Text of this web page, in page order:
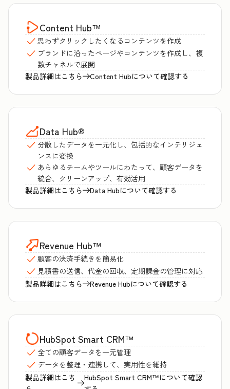
Content Hub™
思わずクリックしたくなるコンテンツを作成
ブランドに沿ったページやコンテンツを作成し、複
数チャネルで展開
製品詳細はこちら
Content Hubについて確認する
Data Hub®
分散したデータを一元化し、包括的なインテリジェ
ンスに変換
あらゆるチームやツールにわたって、顧客データを
統合、クリーンアップ、有効活用
製品詳細はこちら
Data Hubについて確認する
Revenue Hub™
顧客の決済手続きを簡易化
見積書の送信、代金の回収、定期課金の管理に対応
製品詳細はこちら
Revenue Hubについて確認する
HubSpot Smart CRM™
全ての顧客データを一元管理
データを整理・連携して、実用性を維持
製品詳細はこち
HubSpot Smart CRM™について確認